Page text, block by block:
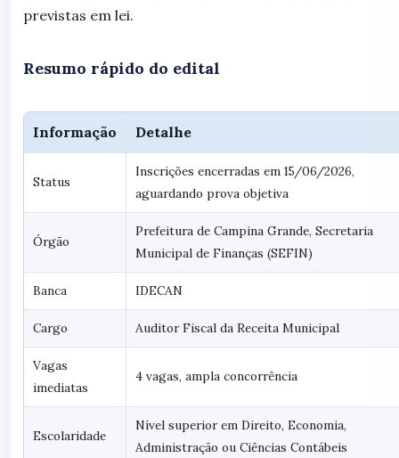
previstas em lei.
Resumo rápido do edital
Informação Detalhe
Status
Inscrições encerradas em 15/06/2026,
aguardando prova objetiva
Órgão
Prefeitura de Campina Grande, Secretaria
Municipal de Finanças (SEFIN)
Banca IDECAN
Cargo Auditor Fiscal da Receita Municipal
Vagas
imediatas
4 vagas, ampla concorrência
Escolaridade
Nível superior em Direito, Economia,
Administração ou Ciências Contábeis